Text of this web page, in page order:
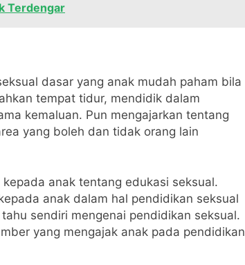
Terdengar
dasar yang anak mudah paham bila
tempat tidur, mendidik dalam
kemaluan. Pun mengajarkan tentang
yang boleh dan tidak orang lain
anak tentang edukasi seksual.
anak dalam hal pendidikan seksual
sendiri mengenai pendidikan seksual.
yang mengajak anak pada pendidikan